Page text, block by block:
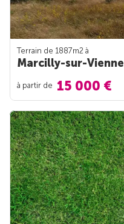
Terrain de 1887m2 à
Marcilly-sur-Vienne
à partir de 15 000 €